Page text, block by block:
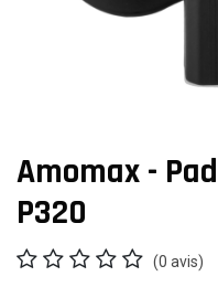
Amomax -
P320
(0 avis)